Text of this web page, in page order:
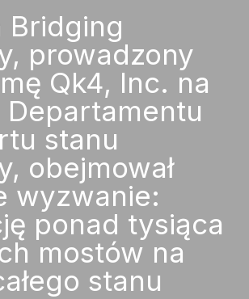
Bridging
prowadzony
Qk4, Inc. na
stanu
obejmował
wyzwanie:
ponad tysiąca
mostów na
stanu